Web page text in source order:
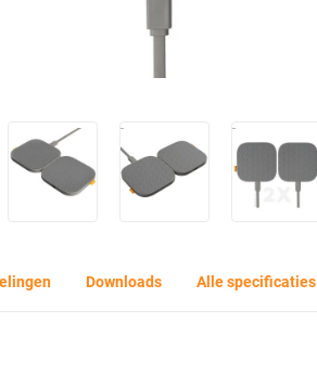
Downloads Alle specificaties